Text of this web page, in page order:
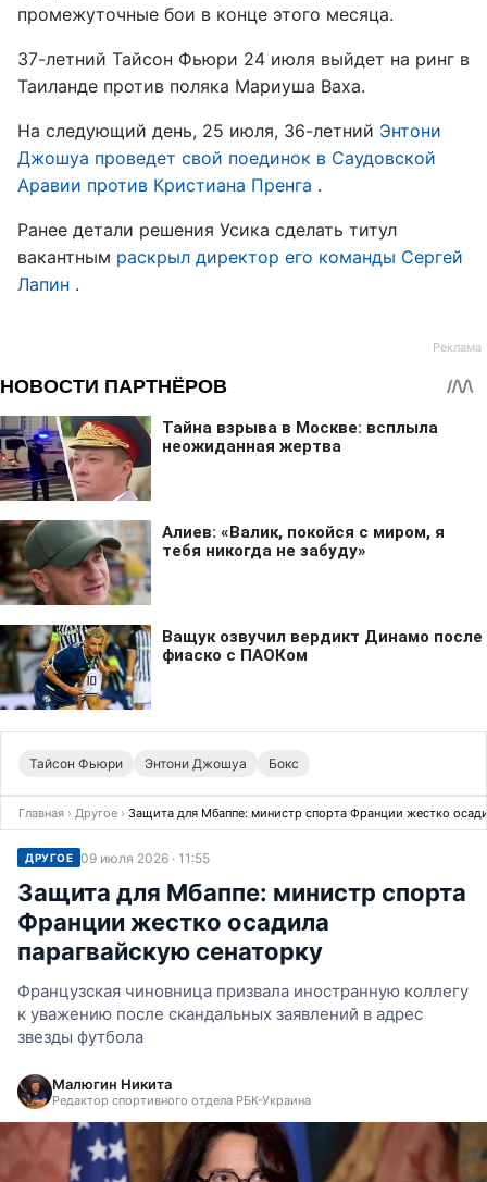
промежуточные бои в конце этого месяца.
37-летний Тайсон Фьюри 24 июля выйдет на ринг в
Таиланде против поляка Мариуша Ваха.
На следующий день, 25 июля, 36-летний Энтони
Джошуа проведет свой поединок в Саудовской
Аравии против Кристиана Пренга .
Ранее детали решения Усика сделать титул
вакантным раскрыл директор его команды Сергей
Лапин .
Тайсон Фьюри Энтони Джошуа Бокс
Главная › Другое › Защита для Мбаппе: министр спорта Франции жестко
ДРУГОЕ 09 июля 2026 · 11:55
Защита для Мбаппе: министр спорта
Франции жестко осадила
парагвайскую сенаторку
Французская чиновница призвала иностранную коллегу
к уважению после скандальных заявлений в адрес
звезды футбола
Малюгин Никита
Редактор спортивного отдела РБК-Украина